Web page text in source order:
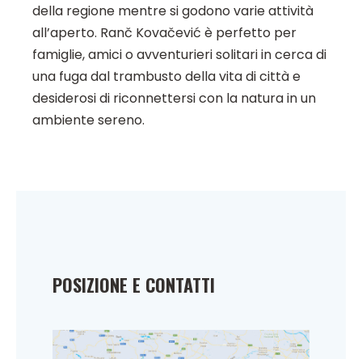
della regione mentre si godono varie attività
all’aperto. Ranč Kovačević è perfetto per
famiglie, amici o avventurieri solitari in cerca di
una fuga dal trambusto della vita di città e
desiderosi di riconnettersi con la natura in un
ambiente sereno.
POSIZIONE E CONTATTI